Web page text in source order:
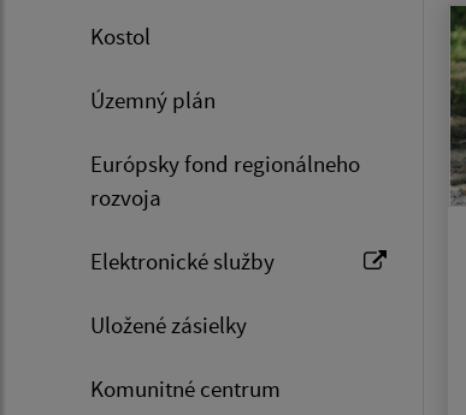
Kostol
Územný plán
Európsky fond regionálneho
rozvoja
Elektronické služby
Uložené zásielky
Komunitné centrum